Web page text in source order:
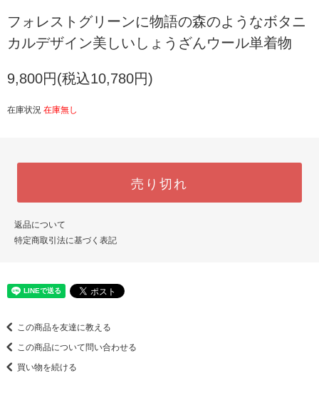
フォレストグリーンに物語の森のようなボタニ
カルデザイン美しいしょうざんウール単着物
9,800円(税込10,780円)
在庫状況 在庫無し
売り切れ
返品について
特定商取引法に基づく表記
この商品を友達に教える
この商品について問い合わせる
買い物を続ける